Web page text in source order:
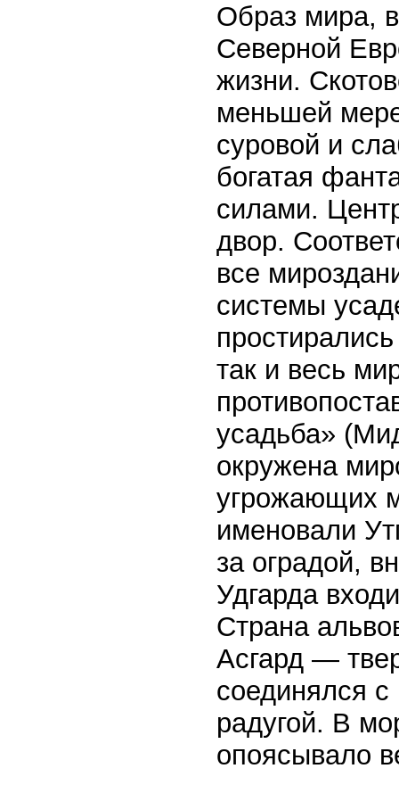
Образ мира,
Северной
жизни.
меньшей
суровой и
богатая
силами.
двор.
все
системы
так и весь
усадьба»
окружена
угрожающих
именовали
за оградой,
Удгарда
Страна
Асгард —
соединялся
радугой. В
опоясывало